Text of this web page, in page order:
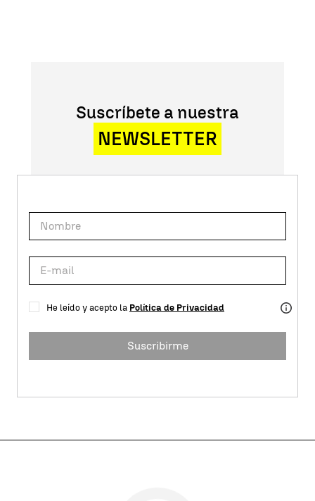
Suscríbete a nuestra
NEWSLETTER
He leído y acepto la Política de Privacidad
Suscribirme